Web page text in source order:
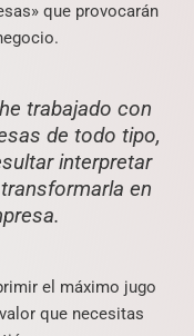
que provocarán
trabajado con
de todo tipo,
interpretar
en
el máximo jugo
que necesitas